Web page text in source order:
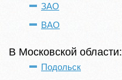
ЗАО
ВАО
В Московской области:
Подольск